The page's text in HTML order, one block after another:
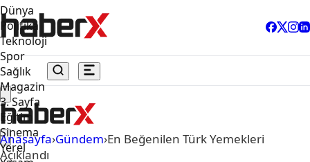
Dünya
Politika
Teknoloji
Spor
Sağlık
Magazin
3. Sayfa
Eğitim
Sinema
Yerel
Anasayfa›Gündem›En Beğenilen Türk Yemekleri
Açıklandı